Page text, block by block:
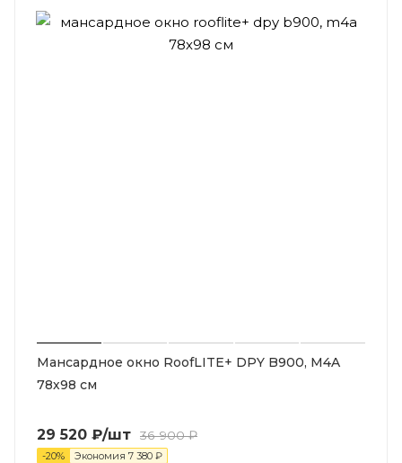
Мансардное окно RoofLITE+ DPY B900, M4A
78х98 см
29 520 ₽/шт 36 900₽
-20% Экономия 7 380 ₽